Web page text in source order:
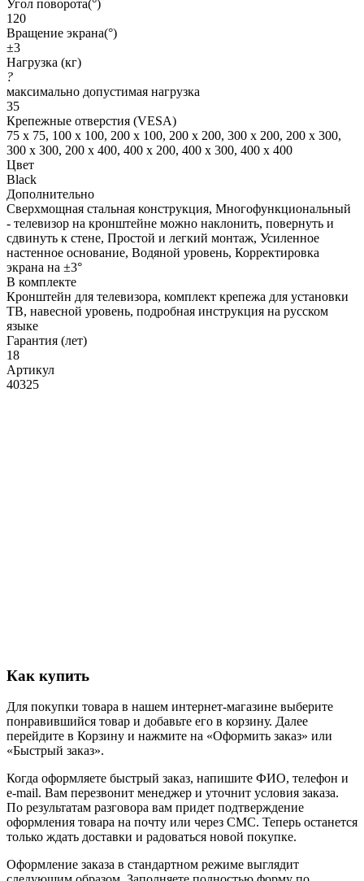
Угол поворота(°)
120
Вращение экрана(°)
±3
Нагрузка (кг)
?
максимально допустимая нагрузка
35
Крепежные отверстия (VESA)
75 x 75, 100 x 100, 200 x 100, 200 x 200, 300 x 200, 200 x 300,
300 x 300, 200 x 400, 400 x 200, 400 x 300, 400 x 400
Цвет
Black
Дополнительно
Сверхмощная стальная конструкция, Многофункциональный
- телевизор на кронштейне можно наклонить, повернуть и
сдвинуть к стене, Простой и легкий монтаж, Усиленное
настенное основание, Водяной уровень, Корректировка
экрана на ±3°
В комплекте
Кронштейн для телевизора, комплект крепежа для установки
ТВ, навесной уровень, подробная инструкция на русском
языке
Гарантия (лет)
18
Артикул
40325
Как купить
Для покупки товара в нашем интернет-магазине выберите
понравившийся товар и добавьте его в корзину. Далее
перейдите в Корзину и нажмите на «Оформить заказ» или
«Быстрый заказ».
Когда оформляете быстрый заказ, напишите ФИО, телефон и
e-mail. Вам перезвонит менеджер и уточнит условия заказа.
По результатам разговора вам придет подтверждение
оформления товара на почту или через СМС. Теперь останется
только ждать доставки и радоваться новой покупке.
Оформление заказа в стандартном режиме выглядит